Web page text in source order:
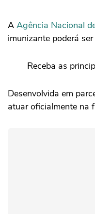
A Agência Nacional
imunizante poderá
Receba as
Desenvolvida em
atuar oficialmente na